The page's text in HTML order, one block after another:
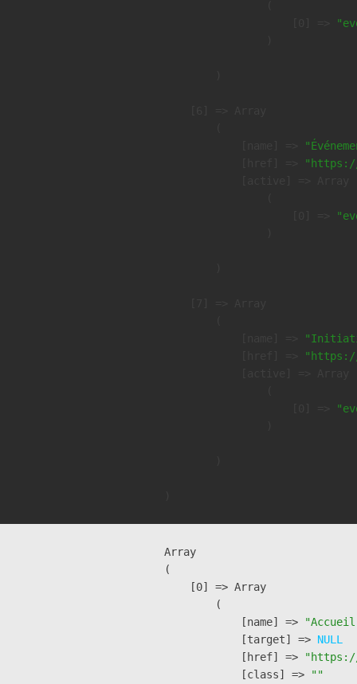
Array
(
    [0] => Array
        (
            [name] =>
            [target] =>
NULL
            [href] =>
            [class] =>
""